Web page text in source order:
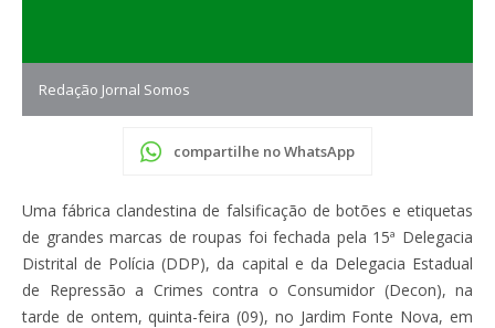
Redação Jornal Somos
compartilhe no WhatsApp
Uma fábrica clandestina de falsificação de botões e etiquetas
de grandes marcas de roupas foi fechada pela 15ª Delegacia
Distrital de Polícia (DDP), da capital e da Delegacia Estadual
de Repressão a Crimes contra o Consumidor (Decon), na
tarde de ontem, quinta-feira (09), no Jardim Fonte Nova, em